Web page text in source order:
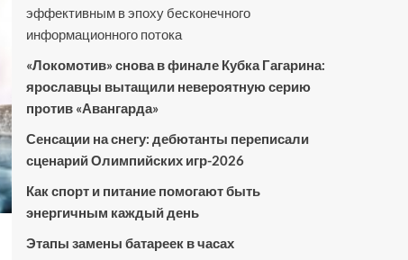
эффективным в эпоху бесконечного
информационного потока
«Локомотив» снова в финале Кубка Гагарина:
ярославцы вытащили невероятную серию
против «Авангарда»
Сенсации на снегу: дебютанты переписали
сценарий Олимпийских игр-2026
Как спорт и питание помогают быть
энергичным каждый день
Этапы замены батареек в часах